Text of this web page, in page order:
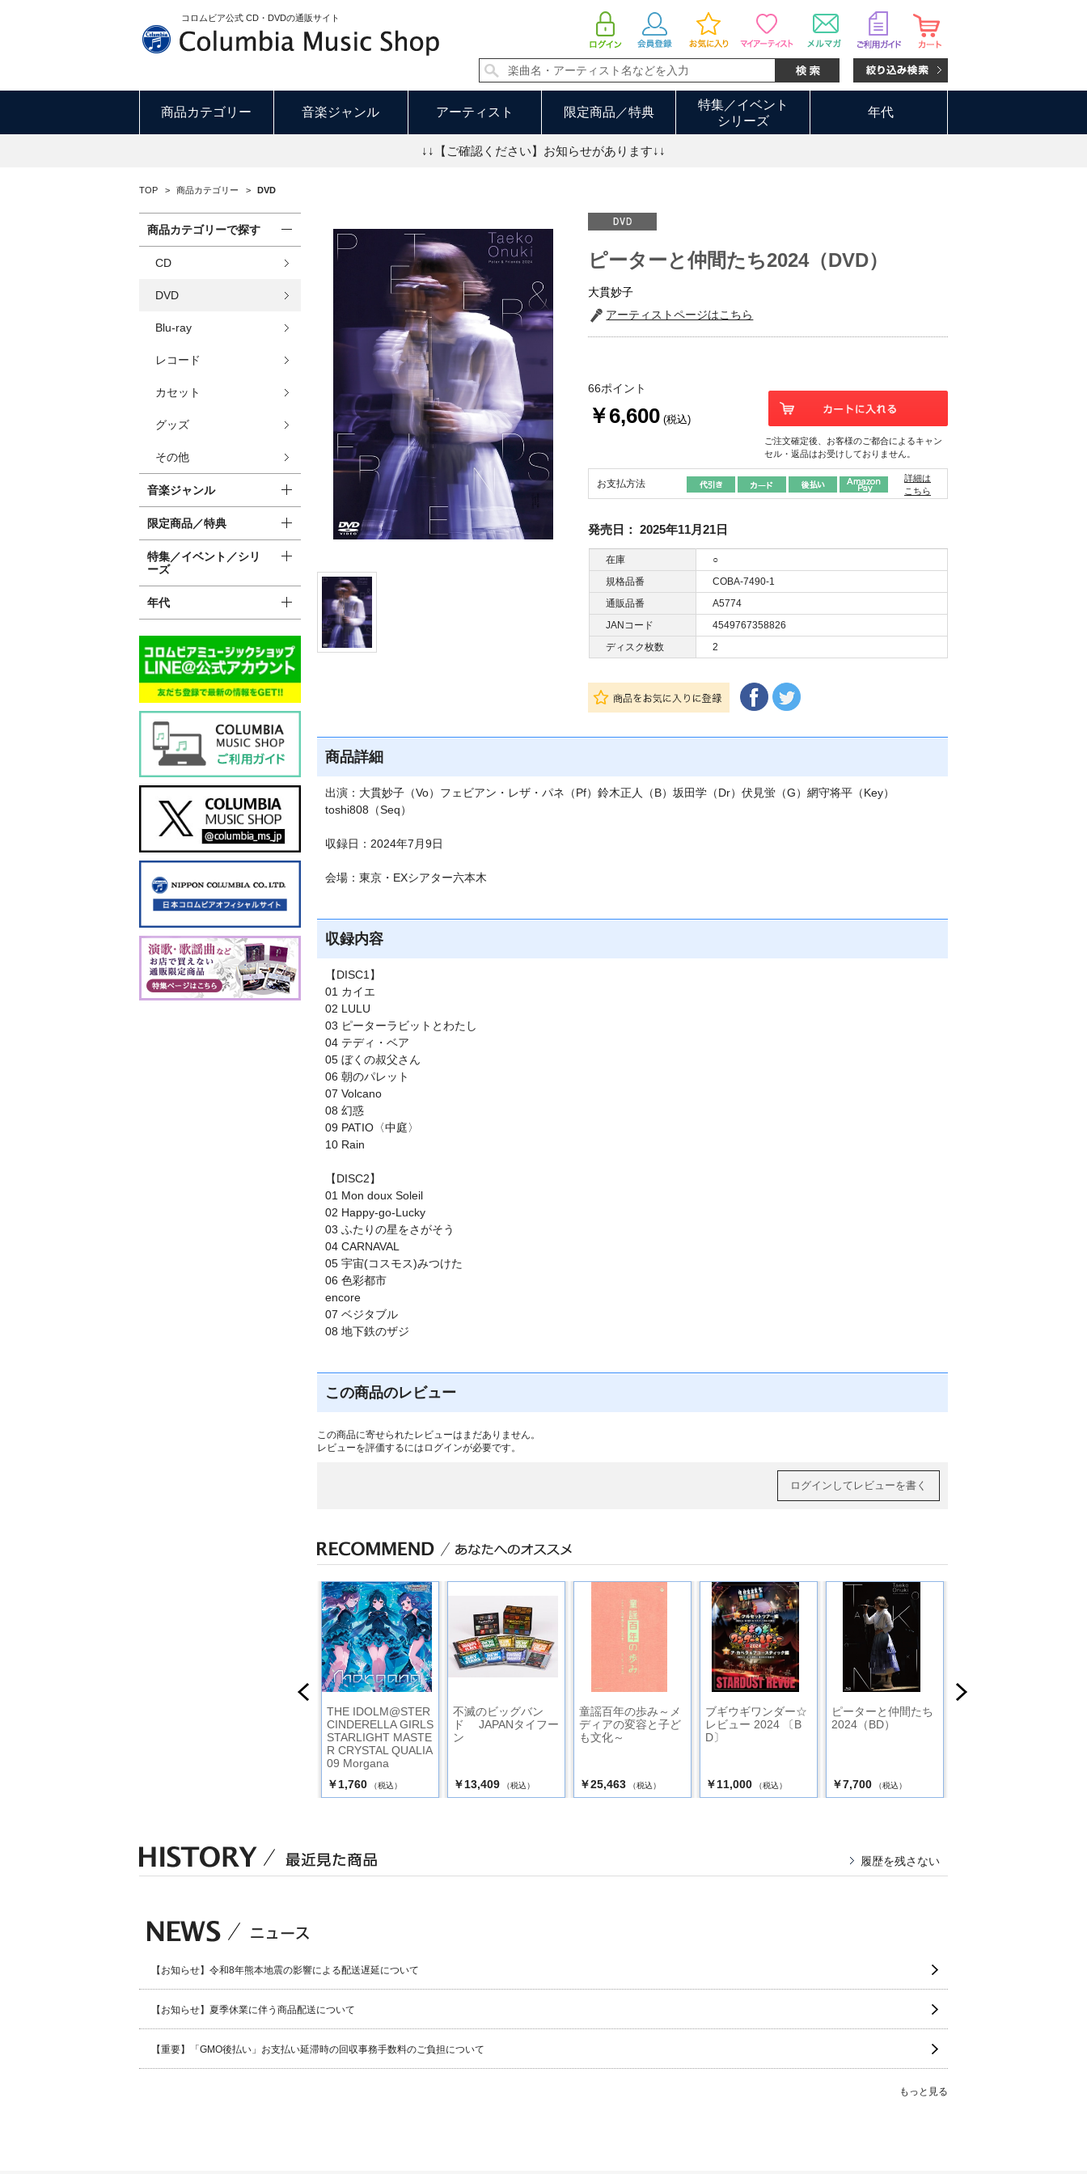
コロムビア公式 CD・DVDの通販サイト
商品カテゴリー 音楽ジャンル アーティスト 限定商品／特典
特集／イベント
シリーズ
年代
↓↓【ご確認ください】お知らせがあります↓↓
TOP > 商品カテゴリー > DVD
ピーターと仲間たち2024（DVD）
大貫妙子
アーティストページはこちら
66ポイント
￥6,600 (税込)
ご注文確定後、お客様のご都合によるキャン
セル・返品はお受けしておりません。
お支払方法
詳細は
こちら
発売日： 2025年11月21日
在庫
○
規格品番
COBA-7490-1
通販品番
A5774
JANコード
4549767358826
ディスク枚数
2
商品詳細
出演：大貫妙子（Vo）フェビアン・レザ・パネ（Pf）鈴木正人（B）坂田学（Dr）伏見蛍（G）網守将平（Key）
toshi808（Seq）
収録日：2024年7月9日
会場：東京・EXシアター六本木
収録内容
【DISC1】
01 カイエ
02 LULU
03 ピーターラビットとわたし
04 テディ・ベア
05 ぼくの叔父さん
06 朝のパレット
07 Volcano
08 幻惑
09 PATIO〈中庭〉
10 Rain
【DISC2】
01 Mon doux Soleil
02 Happy-go-Lucky
03 ふたりの星をさがそう
04 CARNAVAL
05 宇宙(コスモス)みつけた
06 色彩都市
encore
07 ベジタブル
08 地下鉄のザジ
この商品のレビュー
この商品に寄せられたレビューはまだありません。
レビューを評価するには ログインが必要です。
ログインしてレビューを書く
THE IDOLM@STER
CINDERELLA GIRLS
STARLIGHT MASTE
R CRYSTAL QUALIA
09 Morgana
￥1,760
（税込）
不滅のビッグバン
ド JAPANタイフー
ン
￥13,409 （税込）
童謡百年の歩み～メ
ディアの変容と子ど
も文化～
￥25,463 （税込）
ブギウギワンダー☆
レビュー 2024 〔B
D〕
￥11,000 （税込）
ピーターと仲間たち
2024（BD）
￥7,700 （税込）
商品カテゴリーで探す
CD
DVD
Blu-ray
レコード
カセット
グッズ
その他
音楽ジャンル
限定商品／特典
特集／イベント／シリ
ーズ
年代
履歴を残さない
【お知らせ】令和8年熊本地震の影響による配送遅延について
【お知らせ】夏季休業に伴う商品配送について
【重要】「GMO後払い」お支払い延滞時の回収事務手数料のご負担について
もっと見る